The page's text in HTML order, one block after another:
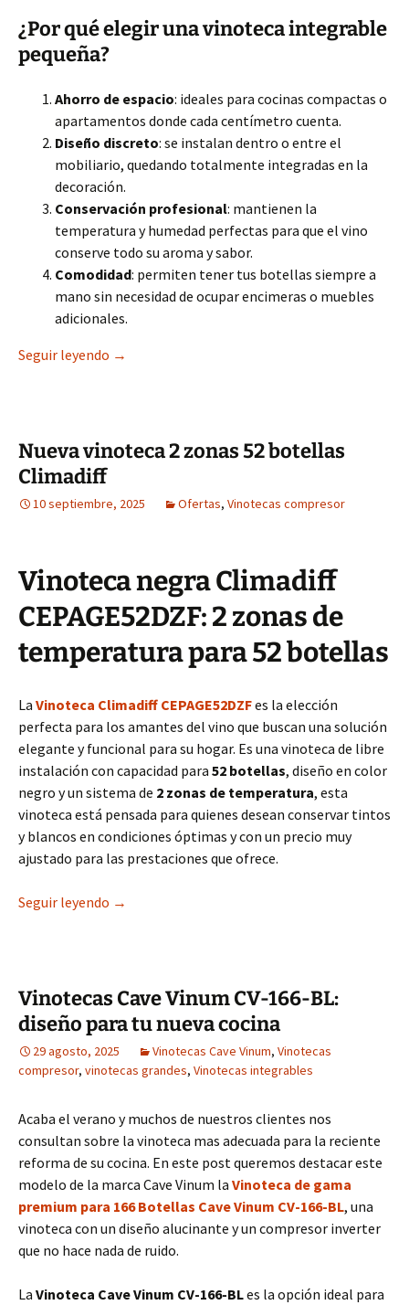
¿Por qué elegir una vinoteca integrable
pequeña?
Ahorro de espacio: ideales para cocinas compactas o
apartamentos donde cada centímetro cuenta.
Diseño discreto: se instalan dentro o entre el
mobiliario, quedando totalmente integradas en la
decoración.
Conservación profesional: mantienen la
temperatura y humedad perfectas para que el vino
conserve todo su aroma y sabor.
Comodidad: permiten tener tus botellas siempre a
mano sin necesidad de ocupar encimeras o muebles
adicionales.
Seguir leyendo Vinotecas pequeñas 100 % integrables : las
→
Nueva vinoteca 2 zonas 52 botellas
Climadiff
10 septiembre, 2025 Ofertas, Vinotecas compresor
Vinoteca negra Climadiff
CEPAGE52DZF: 2 zonas de
temperatura para 52 botellas
La Vinoteca Climadiff CEPAGE52DZFes la elección
perfecta para los amantes del vino que buscan una solución
elegante y funcional para su hogar. Es una vinoteca de libre
instalación con capacidad para 52 botellas, diseño en color
negro y un sistema de 2 zonas de temperatura, esta
vinoteca está pensada para quienes desean conservar tintos
y blancos en condiciones óptimas y con un precio muy
ajustado para las prestaciones que ofrece.
Seguir leyendo Nueva vinoteca 2 zonas 52 botellas Climadiff
→
Vinotecas Cave Vinum CV-166-BL:
diseño para tu nueva cocina
29 agosto, 2025 Vinotecas Cave Vinum, Vinotecas
compresor, vinotecas grandes, Vinotecas integrables
Acaba el verano y muchos de nuestros clientes nos
consultan sobre la vinoteca mas adecuada para la reciente
reforma de su cocina. En este post queremos destacar este
modelo de la marca Cave Vinum la Vinoteca de gama
premium para 166 Botellas Cave Vinum CV-166-BL, una
vinoteca con un diseño alucinante y un compresor inverter
que no hace nada de ruido.
La Vinoteca Cave Vinum CV-166-BLes la opción ideal para